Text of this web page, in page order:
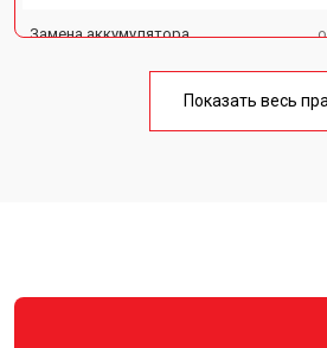
Замена аккумулятора
Показать весь